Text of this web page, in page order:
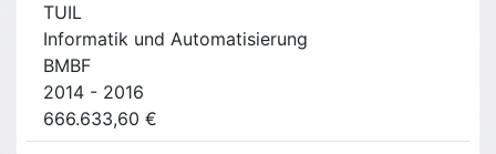
TUIL
Informatik und Automatisierung
BMBF
2014 - 2016
666.633,60 €